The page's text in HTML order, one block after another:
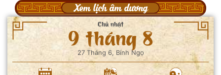
Xem lịch âm dương
Chủ nhật
9 tháng 8
27 Tháng 6, Bính Ngọ